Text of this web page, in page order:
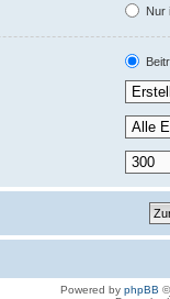
Nur
Powered by phpBB